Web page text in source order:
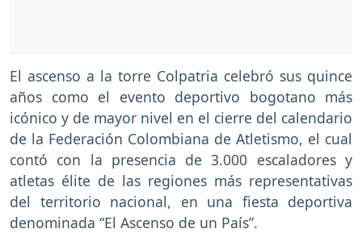
El ascenso a la torre Colpatria celebró sus quince
años como el evento deportivo bogotano más
icónico y de mayor nivel en el cierre del calendario
de la Federación Colombiana de Atletismo, el cual
contó con la presencia de 3.000 escaladores y
atletas élite de las regiones más representativas
del territorio nacional, en una fiesta deportiva
denominada “El Ascenso de un País”.